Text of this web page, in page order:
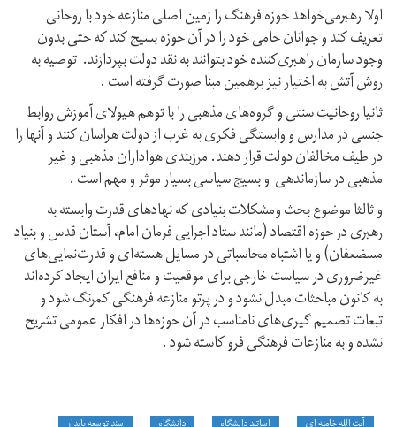
اولا رهبرمی‌خواهد حوزه فرهنگ را زمین اصلی منازعه خود با روحانی
تعریف کند و جوانان حامی خود را در آن حوزه بسیج کند که حتی بدون
وجود سازمان راهبری‌کننده خود بتوانند به نقد دولت بپردازند. توصیه به
روش آتش به اختیار نیز برهمین مبنا صورت گرفته است .
ثانیا روحانیت سنتی و گروه‌های مذهبی را با توهم هیولای آموزش روابط
جنسی در مدارس و وابستگی فکری به غرب از دولت هراسان کنند و آنها را
در طیف مخالفان دولت قرار دهند. مرزبندی هواداران مذهبی و غیر
مذهبی در سازماندهی و بسیج سیاسی بسیار موثر و مهم است .
و ثالثا موضوع بحث ومشکلات بنیادی که نهادهای قدرت وابسته به
رهبری در حوزه اقتصاد (مانند ستاد اجرایی فرمان امام، آستان قدس و بنیاد
مسضعفان) و یا اشتباه محاسباتی در مسایل هسته‌ای و قدرت‌نمایی‌های
غیرضروری در سیاست خارجی برای موقعیت و منافع ایران ایجاد کرده‌اند
به کانون مباحثات مبدل نشود و در پرتو منازعه فرهنگی کمرنگ شود و
تبعات تصمیم گیری‌های نامناسب در آن حوزه‌ها در افکار عمومی تشریح
نشده و به منازعات فرهنگی فرو کاسته شود .